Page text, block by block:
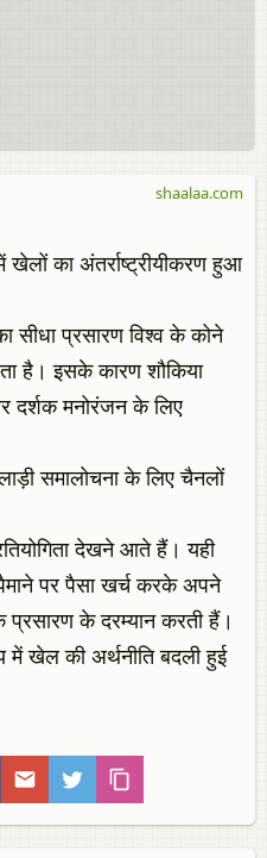
खेलों का अंतर्राष्ट्रीयीकरण हुआ
सीधा प्रसारण विश्व के कोने
है। इसके कारण शौकिया
दर्शक मनोरंजन के लिए
समालोचना के लिए चैनलों
देखने आते हैं। यही
पर पैसा खर्च करके अपने
प्रसारण के दरम्यान करती हैं।
में खेल की अर्थनीति बदली हुई
shaalaa.com